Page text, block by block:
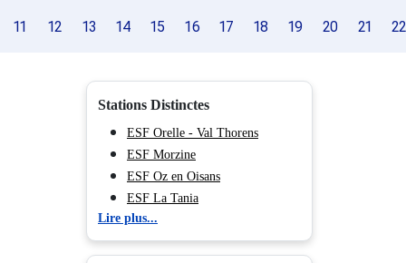
11 12 13 14 15 16 17 18 19 20 21 22
Stations Distinctes
ESF Orelle - Val Thorens
ESF Morzine
ESF Oz en Oisans
ESF La Tania
ESF Saint François Longchamp
ESF Chamrousse
Lire plus...